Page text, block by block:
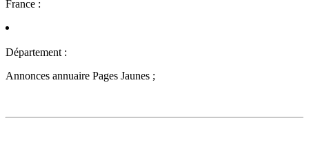
France :
Département :
Annonces annuaire Pages Jaunes ;